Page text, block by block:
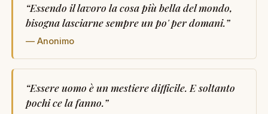
“Essendo il lavoro la cosa più bella del mondo,
bisogna lasciarne sempre un po' per domani.”
— Anonimo
“Essere uomo è un mestiere difficile. E soltanto
pochi ce la fanno.”